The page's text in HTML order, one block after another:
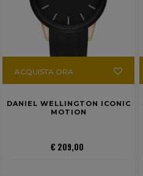
ACQUISTA ORA
DANIEL WELLINGTON ICONIC
MOTION
€ 209,00